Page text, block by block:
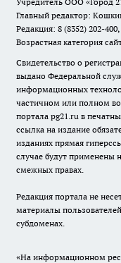
Главный редактор:
Редакция: 8 (8352) 202-
Возрастная категория
Свидетельство о
выдано Федеральной
информационных
частичном или полном
портала pg21.ru в
ссылка на издание
изданиях прямая
случае будут применены
смежных правах.
Редакция портала не
материалы
субдоменах.
«На информационном